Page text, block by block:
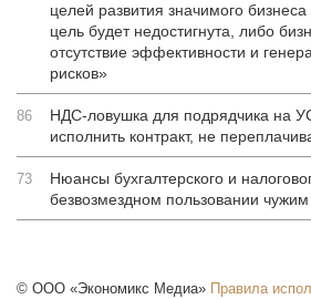
целей развития значимого
цель будет недостигнута, либо
отсутствие эффективности и
рисков»
86
НДС-ловушка для подрядчика на
исполнить контракт, не
73
Нюансы бухгалтерского и
безвозмездном пользовании
© ООО «Экономикс Медиа» Правила